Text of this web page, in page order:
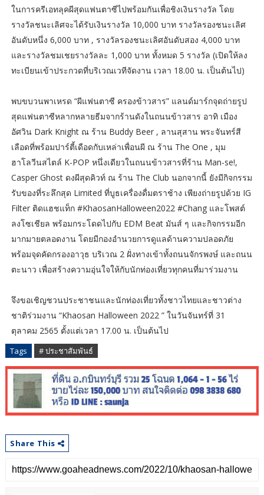
ในการครีเอทลุคผีสุดแฟนตาซีไปพร้อมกันเพื่อชิงเงินรางวัล โดย
รางวัลชนะเลิศจะได้รับเงินรางวัล 10,000 บาท รางวัลรองชนะเลิศ
อันดับหนึ่ง 6,000 บาท , รางวัลรองชนะเลิศอันดับสอง 4,000 บาท
และรางวัลชมเชยรางวัลละ 1,000 บาท ทั้งหมด 5 รางวัล (เปิดให้ลง
ทะเบียนเข้าประกวดที่บริเวณเวทีจัดงาน เวลา 18.00 น. เป็นต้นไป)
พบขบวนพาเหรด “ผีแฟนตาซี ครองข้าวสาร” แลนด์มาร์กจุดถ่ายรูป
สุดแฟนตาซีหลากหลายธีมจากร้านดังในถนนข้าวสาร อาทิ เมือง
อัศวิน Dark Knight ณ ร้าน Buddy Beer , ลานสุสาน พระจันทร์สี
เลือดที่พร้อมปาร์ตี้เดือดกับเหล่าเพื่อนผี ณ ร้าน The One , มุม
ฮาโลวีนสไตล์ K-POP หนึ่งเดียวในถนนข้าวสารที่ร้าน Man-se!,
Casper Ghost ดงผีสุดคิวท์ ณ ร้าน The Club นอกจากนี้ ยังมีกิจกรรม
รับของที่ระลึกสุด Limited ที่บูธเครื่องดื่มตราช้าง เพียงถ่ายรูปด้วย IG
Filter ติดแฮชแท็ก #KhaosanHalloween2022 #Chang และโพสต์
ลงโซเชียล พร้อมกระโดดไปกับ EDM Beat มันส์ ๆ และกิจกรรมอีก
มากมายตลอดงาน โดยมีกองอำนวยการดูแลด้านความปลอดภัย
พร้อมจุดคัดกรองอาวุธ บริเวณ 2 ฝั่งทางเข้าทั้งถนนจักรพงษ์ และถนน
ตะนาว เพื่อสร้างความอุ่นใจให้กับนักท่องเที่ยวทุกคนที่มาร่วมงาน
จึงขอเชิญชวนประชาชนและนักท่องเที่ยวทั้งชาวไทยและชาวต่าง
ชาติร่วมงาน “Khaosan Halloween 2022 ” ในวันจันทร์ที่ 31
ตุลาคม 2565 ตั้งแต่เวลา 17.00 น. เป็นต้นไป
Tags # ประชาสัมพันธ์
Share This